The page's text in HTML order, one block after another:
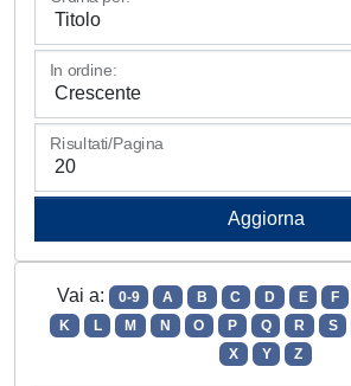
In ordine:
Risultati/Pagina
Vai a: 0-9 A B C D E F
K
L M N O P Q R S
X
Y Z